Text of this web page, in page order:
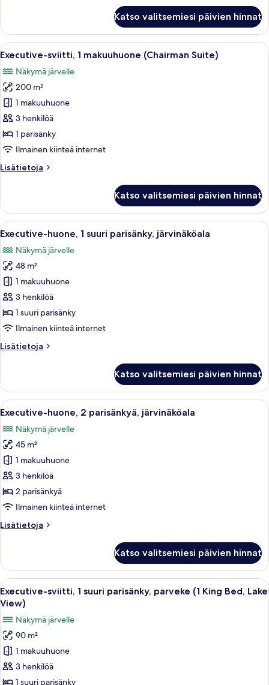
1
makuuhuone
Katso valitsemiesi päivien hinnat
Avaa
kaikki
huonetyypin
Executive-
sviitti,
1
makuuhuone
(Chairman
kuvat
Moderni olohuone, jossa on
11
Executive-sviitti, 1 makuuhuone (Chairman Suite)
Näkymä järvelle
200 m²
1 makuuhuone
3 henkilöä
1 parisänky
Ilmainen kiinteä internet
Lisätietoja
Lisätietoja
1
makuuhuone
(Chairman
Katso valitsemiesi päivien hinnat
Avaa
kaikki
huonetyypin
Executive-
huone,
1
suuri
parisänky,
kuvat
Moderni hotellihuone, jossa on
10
Executive-huone, 1 suuri parisänky, järvinäköala
Näkymä järvelle
48 m²
1 makuuhuone
3 henkilöä
1 suuri parisänky
Ilmainen kiinteä internet
Lisätietoja
Lisätietoja
1
suuri
parisänky,
Katso valitsemiesi päivien hinnat
Avaa
kaikki
huonetyypin
Executive-
huone,
2
parisänkyä,
järvinäköala
Moderni hotellihuone, jossa on
10
Executive-huone, 2 parisänkyä, järvinäköala
Näkymä järvelle
45 m²
1 makuuhuone
3 henkilöä
2 parisänkyä
Ilmainen kiinteä internet
Lisätietoja
Lisätietoja
2
parisänkyä,
järvinäköala
Katso valitsemiesi päivien hinnat
Avaa
kaikki
huonetyypin
Executive-
sviitti,
suuri
parisänky,
Moderni olohuone, jossa on
11
Executive-sviitti, 1 suuri parisänky, parveke (1 King Bed, Lake
View)
Näkymä järvelle
90 m²
1 makuuhuone
3 henkilöä
1 suuri parisänky